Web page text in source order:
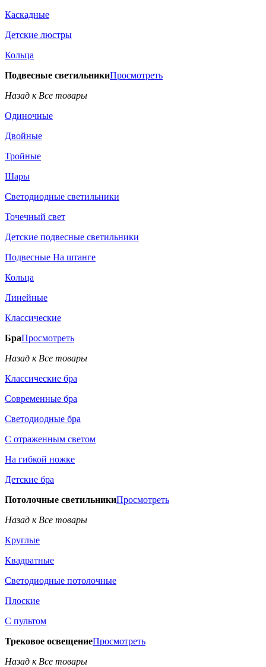
Каскадные
Детские люстры
Кольца
Подвесные светильникиПросмотреть
Назад к Все товары
Одиночные
Двойные
Тройные
Шары
Светодиодные светильники
Точечный свет
Детские подвесные светильники
Подвесные На штанге
Кольца
Линейные
Классические
БраПросмотреть
Назад к Все товары
Классические бра
Современные бра
Светодиодные бра
С отраженным светом
На гибкой ножке
Детские бра
Потолочные светильникиПросмотреть
Назад к Все товары
Круглые
Квадратные
Светодиодные потолочные
Плоские
С пультом
Трековое освещениеПросмотреть
Назад к Все товары